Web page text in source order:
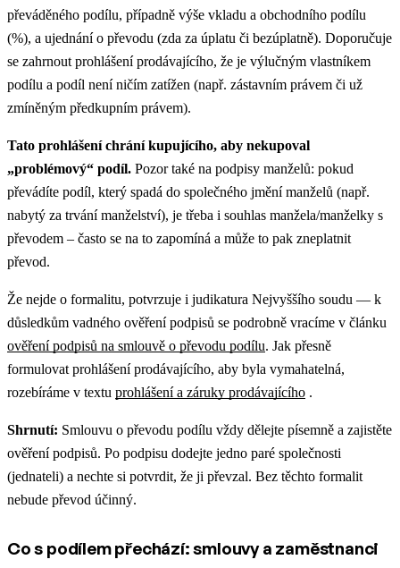
převáděného podílu, případně výše vkladu a obchodního podílu
(%), a ujednání o převodu (zda za úplatu či bezúplatně). Doporučuje
se zahrnout prohlášení prodávajícího, že je výlučným vlastníkem
podílu a podíl není ničím zatížen (např. zástavním právem či už
zmíněným předkupním právem).
Tato prohlášení chrání kupujícího, aby nekupoval
„problémový“ podíl. Pozor také na podpisy manželů: pokud
převádíte podíl, který spadá do společného jmění manželů (např.
nabytý za trvání manželství), je třeba i souhlas manžela/manželky s
převodem – často se na to zapomíná a může to pak zneplatnit
převod.
Že nejde o formalitu, potvrzuje i judikatura Nejvyššího soudu — k
důsledkům vadného ověření podpisů se podrobně vracíme v článku
ověření podpisů na smlouvě o převodu podílu. Jak přesně
formulovat prohlášení prodávajícího, aby byla vymahatelná,
rozebíráme v textu prohlášení a záruky prodávajícího .
Shrnutí: Smlouvu o převodu podílu vždy dělejte písemně a zajistěte
ověření podpisů. Po podpisu dodejte jedno paré společnosti
(jednateli) a nechte si potvrdit, že ji převzal. Bez těchto formalit
nebude převod účinný.
Co s podílem přechází: smlouvy a zaměstnanci